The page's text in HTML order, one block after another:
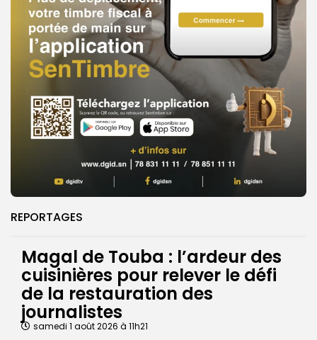
REPORTAGES
Magal de Touba : l’ardeur des
cuisinières pour relever le défi
de la restauration des
journalistes
samedi 1 août 2026 à 11h21